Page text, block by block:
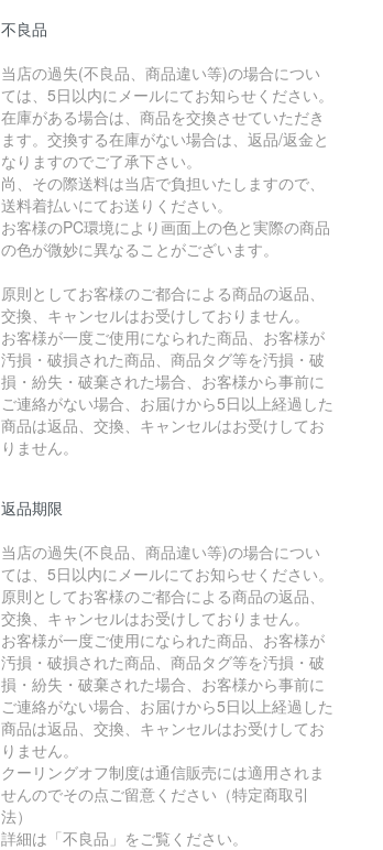
不良品
当店の過失(不良品、商品違い等)の場合につい
ては、5日以内にメールにてお知らせください。
在庫がある場合は、商品を交換させていただき
ます。交換する在庫がない場合は、返品/返金と
なりますのでご了承下さい。
尚、その際送料は当店で負担いたしますので、
送料着払いにてお送りください。
お客様のPC環境により画面上の色と実際の商品
の色が微妙に異なることがございます。
原則としてお客様のご都合による商品の返品、
交換、キャンセルはお受けしておりません。
お客様が一度ご使用になられた商品、お客様が
汚損・破損された商品、商品タグ等を汚損・破
損・紛失・破棄された場合、お客様から事前に
ご連絡がない場合、お届けから5日以上経過した
商品は返品、交換、キャンセルはお受けしてお
りません。
返品期限
当店の過失(不良品、商品違い等)の場合につい
ては、5日以内にメールにてお知らせください。
原則としてお客様のご都合による商品の返品、
交換、キャンセルはお受けしておりません。
お客様が一度ご使用になられた商品、お客様が
汚損・破損された商品、商品タグ等を汚損・破
損・紛失・破棄された場合、お客様から事前に
ご連絡がない場合、お届けから5日以上経過した
商品は返品、交換、キャンセルはお受けしてお
りません。
クーリングオフ制度は通信販売には適用されま
せんのでその点ご留意ください（特定商取引
法）
詳細は「不良品」をご覧ください。